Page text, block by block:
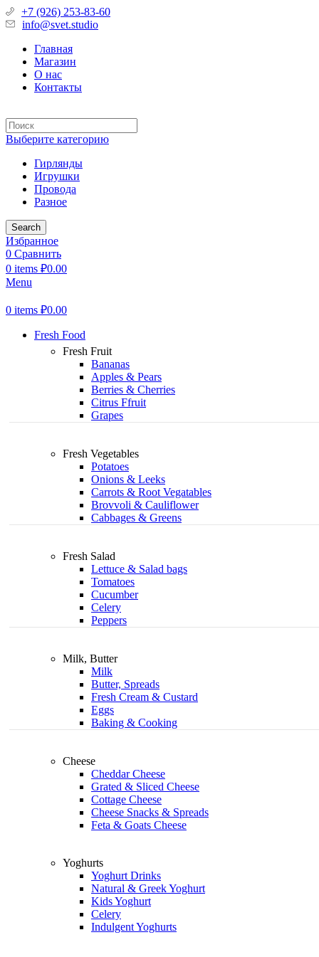
+7 (926) 253-83-60
info@svet.studio
Главная
Магазин
О нас
Контакты
Выберите категорию
Гирлянды
Игрушки
Провода
Разное
Search
Избранное
0 Сравнить
0 items ₽0.00
Menu
0 items ₽0.00
Fresh Food
Fresh Fruit
Bananas
Apples & Pears
Berries & Cherries
Citrus Ffruit
Grapes
Fresh Vegetables
Potatoes
Onions & Leeks
Carrots & Root Vegatables
Brovvoli & Cauliflower
Cabbages & Greens
Fresh Salad
Lettuce & Salad bags
Tomatoes
Cucumber
Celery
Peppers
Milk, Butter
Milk
Butter, Spreads
Fresh Cream & Custard
Eggs
Baking & Cooking
Cheese
Cheddar Cheese
Grated & Sliced Cheese
Cottage Cheese
Cheese Snacks & Spreads
Feta & Goats Cheese
Yoghurts
Yoghurt Drinks
Natural & Greek Yoghurt
Kids Yoghurt
Celery
Indulgent Yoghurts